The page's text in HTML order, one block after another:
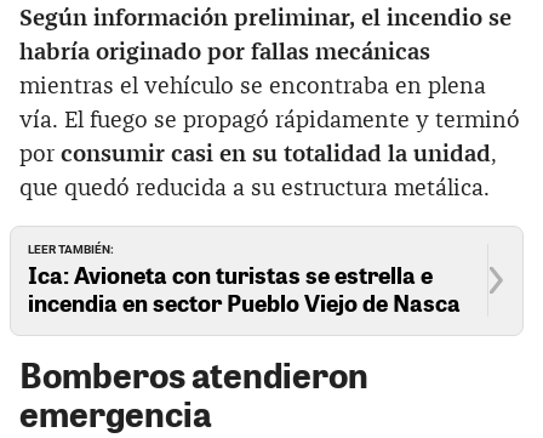
Según información preliminar, el incendio se
habría originado por fallas mecánicas
mientras el vehículo se encontraba en plena
vía. El fuego se propagó rápidamente y terminó
por consumir casi en su totalidad la unidad,
que quedó reducida a su estructura metálica.
LEER TAMBIÉN:
Ica: Avioneta con turistas se estrella e
incendia en sector Pueblo Viejo de Nasca
Bomberos atendieron
emergencia